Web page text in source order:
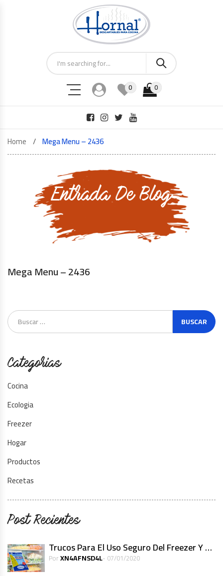
0 0
Home Mega Menu – 2436
Entrada De Blog
Mega Menu – 2436
Categorias
Cocina
Ecologia
Freezer
Hogar
Productos
Recetas
Post Recientes
Trucos Para El Uso Seguro Del Freezer Y Alimentos Congelados
PorXN4AFNSD4L- 07/01/2020